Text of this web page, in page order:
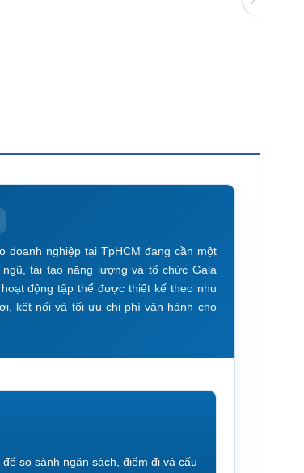
doanh nghiệp tại TpHCM đang cần một
tái tạo năng lượng và tổ chức Gala
động tập thể được thiết kế theo nhu
kết nối và tối ưu chi phí vận hành cho
so sánh ngân sách, điểm đi và cấu